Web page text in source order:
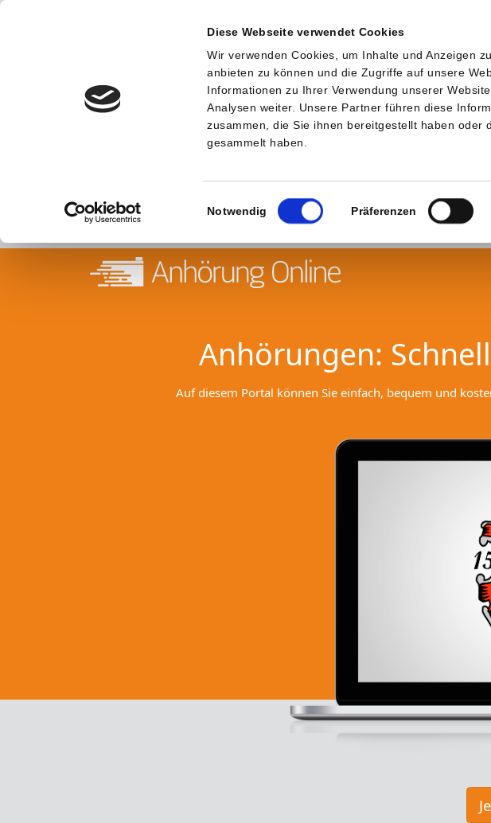
Diese Webseite verwendet Cookies
Wir verwenden Cookies, um Inhalte und Anzeigen
anbieten zu können und die Zugriffe auf unsere
Informationen zu Ihrer Verwendung unserer
Analysen weiter. Unsere Partner führen diese
zusammen, die Sie ihnen bereitgestellt haben oder
gesammelt haben.
Einwilligungsauswahl
Notwendig Präferenzen
Anhörungen:
Auf diesem Portal können Sie einfach, bequem und